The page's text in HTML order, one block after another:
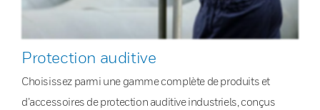
Protection auditive
Choisissez parmi une gamme complète de produits et
d’accessoires de protection auditive industriels, conçus